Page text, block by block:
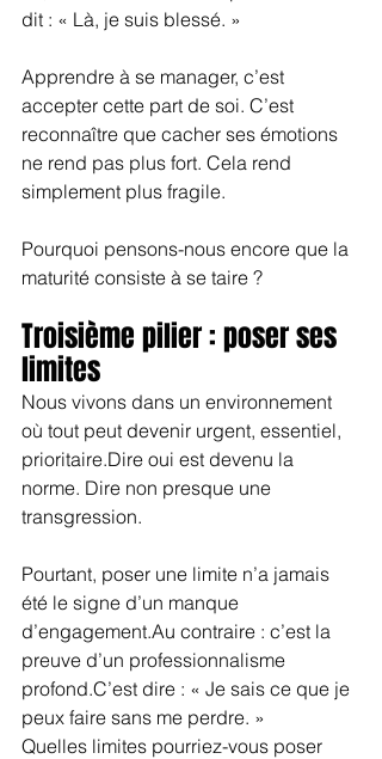
dit : « Là, je suis blessé. »
Apprendre à se manager, c’est
accepter cette part de soi. C’est
reconnaître que cacher ses émotions
ne rend pas plus fort. Cela rend
simplement plus fragile.
Pourquoi pensons-nous encore que la
maturité consiste à se taire ?
Troisième pilier : poser ses
limites
Nous vivons dans un environnement
où tout peut devenir urgent, essentiel,
prioritaire.Dire oui est devenu la
norme. Dire non presque une
transgression.
Pourtant, poser une limite n’a jamais
été le signe d’un manque
d’engagement.Au contraire : c’est la
preuve d’un professionnalisme
profond.C’est dire : « Je sais ce que je
peux faire sans me perdre. »
Quelles limites pourriez-vous poser